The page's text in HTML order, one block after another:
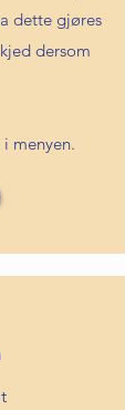
dette gjøres
dersom
menyen.